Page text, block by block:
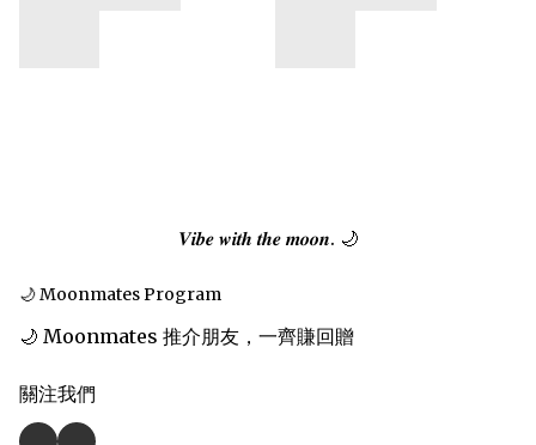
𝑽𝒊𝒃𝒆 𝒘𝒊𝒕𝒉 𝒕𝒉𝒆 𝒎𝒐𝒐𝒏. 🌙
🌙 Moonmates Program
🌙 Moonmates 推介朋友，一齊賺回贈
關注我們